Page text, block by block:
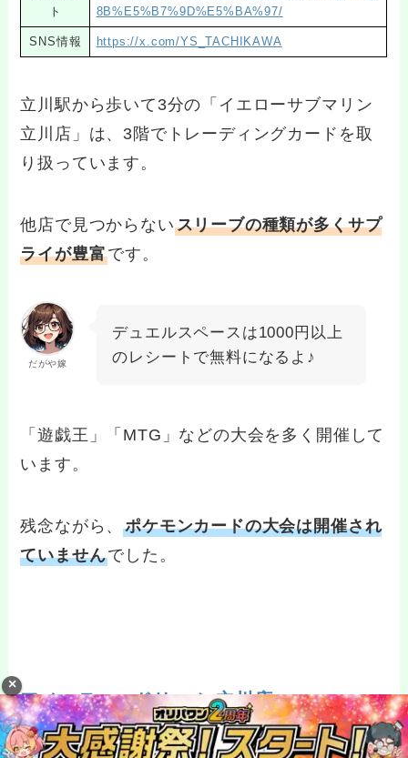
ト
8B%E5%B7%9D%E5%BA%97/
SNS情報 https://x.com/YS_TACHIKAWA
立川駅から歩いて3分の「イエローサブマリン
立川店」は、3階でトレーディングカードを取
り扱っています。
他店で見つからないスリーブの種類が多くサプ
ライが豊富です。
だがや嫁
デュエルスペースは1000円以上
のレシートで無料になるよ♪
「遊戯王」「MTG」などの大会を多く開催して
います。
残念ながら、ポケモンカードの大会は開催され
ていませんでした。
アメニティードリーム 立川店